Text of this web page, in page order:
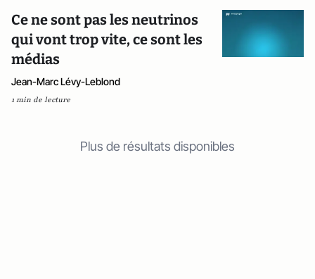
Ce ne sont pas les neutrinos
qui vont trop vite, ce sont les
médias
Jean-Marc Lévy-Leblond
1 min de lecture
Plus de résultats disponibles